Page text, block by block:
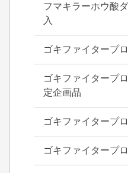
フマキラーホウ酸
入
ゴキファイタープ
ゴキファイタープ
定企画品
ゴキファイタープ
ゴキファイタープ